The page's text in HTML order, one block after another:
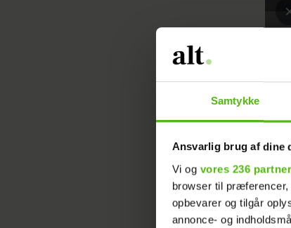
Samtykke
Ansvarlig brug af dine
Vi og vores 236
browser til
opbevarer og tilgår
annonce- og